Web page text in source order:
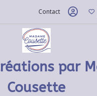
Contact
par
Cousette